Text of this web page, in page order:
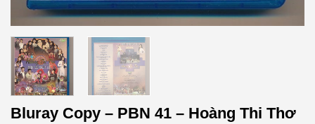
Bluray Copy – PBN 41 – Hoàng Thi Thơ